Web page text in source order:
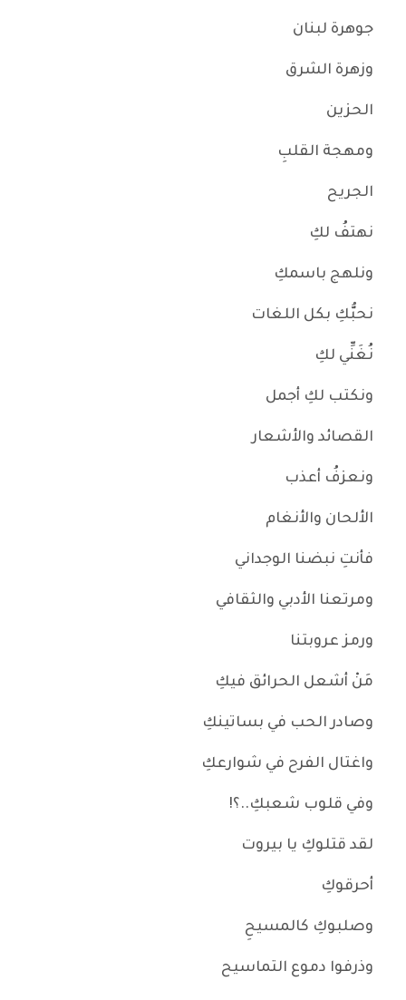
جوهرة لبنان
وزهرة الشرق
الحزين
ومهجة القلبِ
الجريح
نهتفُ لكِ
ونلهج باسمكِ
نحبُّكِ بكل اللغات
نُغَنِّي لكِ
ونكتب لكِ أجمل
القصائد والأشعار
ونعزفُ أعذب
الألحان والأنغام
فأنتِ نبضنا الوجداني
ومرتعنا الأدبي والثقافي
ورمز عروبتنا
مَنْ أشعل الحرائق فيكِ
وصادر الحب في بساتينكِ
واغتال الفرح في شوارعكِ
وفي قلوب شعبكِ..؟!
لقد قتلوكِ يا بيروت
أحرقوكِ
وصلبوكِ كالمسيحِ
وذرفوا دموع التماسيح